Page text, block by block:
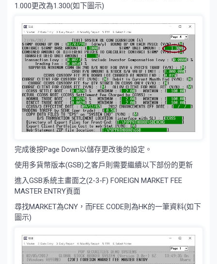
1.000更改為1.300(如下圖示)
完成後按Page Down以儲存更改後的設定。
使用多貨幣版本(GSB)之客戶則需要繼續以下部份的更新
進入GSB系統主畫面之(2-3-F) FOREIGN MARKET FEE
MASTER ENTRY頁面
尋找MARKET為CNY，而FEE CODE則為HK的一筆資料(如下
圖示)